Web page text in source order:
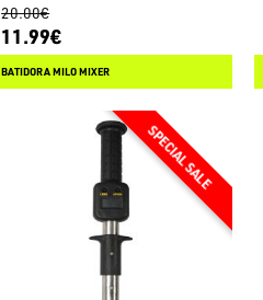
20.00€
11.99€
BATIDORA MILO MIXER